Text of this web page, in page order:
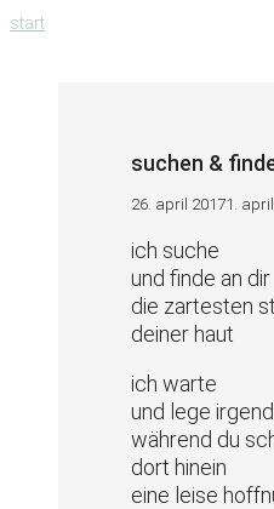
zum
start
suchen &
26. april 20171.
ich suche
und finde an dir
die zartesten
deiner haut
ich warte
und lege
während du
dort hinein
eine leise